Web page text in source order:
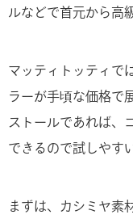
ルなどで首元から高
マッティトッティで
ラーが手頃な価格で
ストールであれば、
できるので試しやす
まずは、カシミヤ素